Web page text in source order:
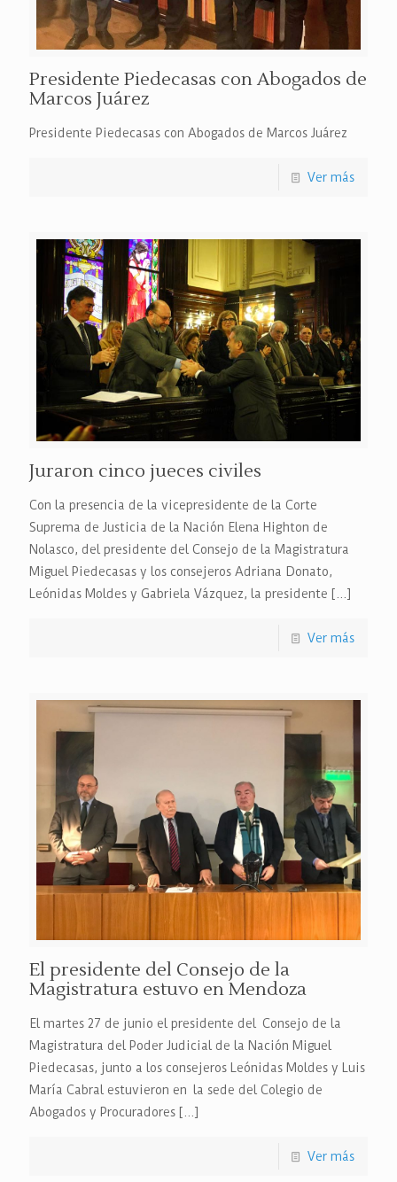
Presidente Piedecasas con Abogados de
Marcos Juárez
Presidente Piedecasas con Abogados de Marcos Juárez
Ver más
Juraron cinco jueces civiles
Con la presencia de la vicepresidente de la Corte
Suprema de Justicia de la Nación Elena Highton de
Nolasco, del presidente del Consejo de la Magistratura
Miguel Piedecasas y los consejeros Adriana Donato,
Leónidas Moldes y Gabriela Vázquez, la presidente […]
Ver más
El presidente del Consejo de la
Magistratura estuvo en Mendoza
El martes 27 de junio el presidente del Consejo de la
Magistratura del Poder Judicial de la Nación Miguel
Piedecasas, junto a los consejeros Leónidas Moldes y Luis
María Cabral estuvieron en la sede del Colegio de
Abogados y Procuradores […]
Ver más